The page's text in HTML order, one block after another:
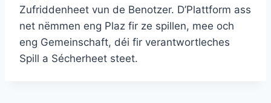
Zufriddenheet vun de Benotzer. D’Plattform ass
net nëmmen eng Plaz fir ze spillen, mee och
eng Gemeinschaft, déi fir verantwortleches
Spill a Sécherheet steet.